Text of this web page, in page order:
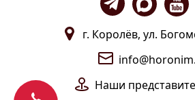
г. Королёв, ул.
Наши